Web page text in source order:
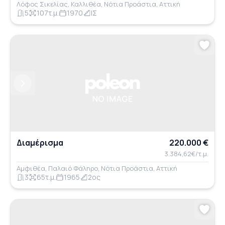
Λόφος Σικελίας, Καλλιθέα, Νότια Προάστια, Αττική
5 107τ.μ. 1970 ΙΣ
Διαμέρισμα 220.000 €
3.384,62€/τ.μ.
Αμφιθέα, Παλαιό Φάληρο, Νότια Προάστια, Αττική
3 65τ.μ. 1965 2ος